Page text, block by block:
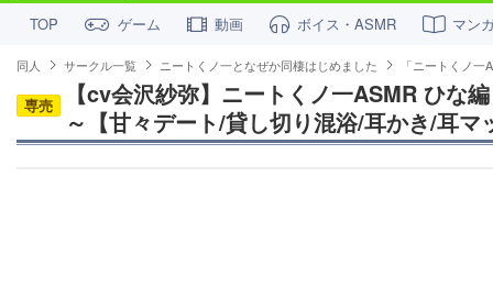
TOP ゲーム 動画 ボイス・ASMR マン
同人 サークル一覧 ニートくノ一となぜか同棲はじめました 「ニートくノ
専売
【cv会沢紗弥】ニートくノ一ASMR ひな
～【甘々デート/貸し切り混浴/耳かき/耳マ